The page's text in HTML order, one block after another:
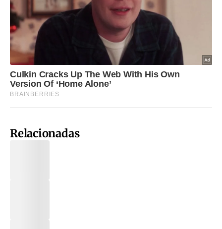
Relacionadas